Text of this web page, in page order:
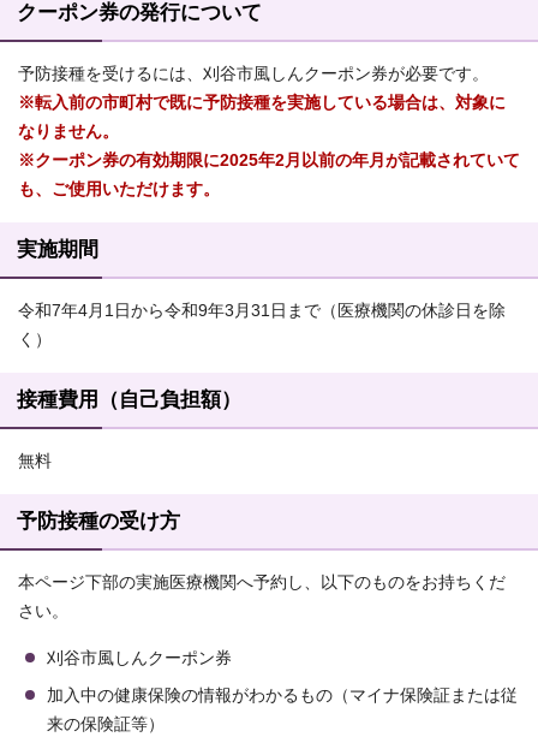
クーポン券の発行について
予防接種を受けるには、刈谷市風しんクーポン券が必要です。
※転入前の市町村で既に予防接種を実施している場合は、対象に
なりません。
※クーポン券の有効期限に2025年2月以前の年月が記載されていて
も、ご使用いただけます。
実施期間
令和7年4月1日から令和9年3月31日まで（医療機関の休診日を除
く）
接種費用（自己負担額）
無料
予防接種の受け方
本ページ下部の実施医療機関へ予約し、以下のものをお持ちくだ
さい。
刈谷市風しんクーポン券
加入中の健康保険の情報がわかるもの（マイナ保険証または従
来の保険証等）